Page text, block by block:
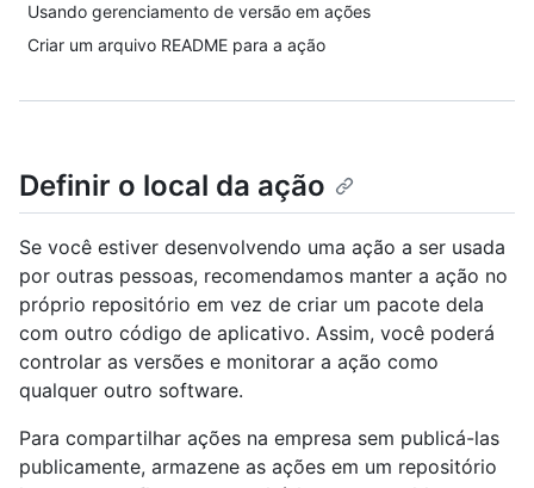
Usando gerenciamento de versão em ações
Criar um arquivo README para a ação
Definir o local da ação
Se você estiver desenvolvendo uma ação a ser usada
por outras pessoas, recomendamos manter a ação no
próprio repositório em vez de criar um pacote dela
com outro código de aplicativo. Assim, você poderá
controlar as versões e monitorar a ação como
qualquer outro software.
Para compartilhar ações na empresa sem publicá-las
publicamente, armazene as ações em um repositório